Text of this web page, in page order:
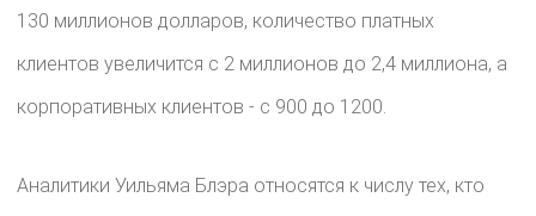
130 миллионов долларов, количество платных
клиентов увеличится с 2 миллионов до 2,4 миллиона, а
корпоративных клиентов - с 900 до 1200.
Аналитики Уильяма Блэра относятся к числу тех, кто